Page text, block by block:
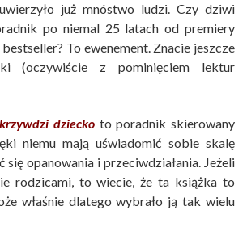
już mnóstwo ludzi. Czy dziwi
po niemal 25 latach od premiery
To ewenement. Znacie jeszcze
(oczywiście z pominięciem lektur
dzieckoto poradnik skierowany
niemu mają uświadomić sobie skalę
się opanowania i przeciwdziałania. Jeżeli
rodzicami, to wiecie, że ta książka to
właśnie dlatego wybrało ją tak wielu